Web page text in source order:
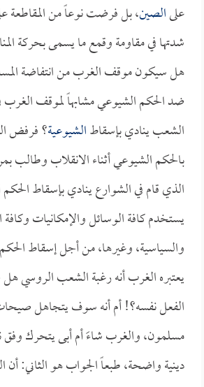
علىالصين، بل فرضت نوعاً من المقاطعة
شدتها في مقاومة وقمع ما يسمى بحركة
هل سيكون موقف الغرب من انتفاضة
ضد الحكم الشيوعي مشابهاً لموقف
الشعب ينادي بإسقاطالشيوعية؟ فرفض
بالحكم الشيوعي أثناء الانقلاب وطالب
الذي قام في الشوارع ينادي بإسقاط
يستخدم كافة الوسائل والإمكانيات
والسياسية، وغيرها، من أجل إسقاط
يعتبره الغرب أنه رغبة الشعب الروسي
الفعل نفسه؟! أم أنه سوف يتجاهل
مسلمون، والغرب شاءَ أم أبى يتحرك وفق
دينية واضحة، طبعاً الجواب هو الثاني: